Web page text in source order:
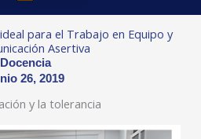
para el Trabajo en Equipo y
Asertiva
Docencia
26, 2019
y la tolerancia